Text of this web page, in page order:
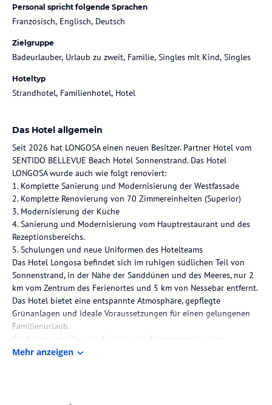
Personal spricht folgende Sprachen
Französisch, Englisch, Deutsch
Zielgruppe
Badeurlauber, Urlaub zu zweit, Familie, Singles mit Kind, Singles
Hoteltyp
Strandhotel, Familienhotel, Hotel
Das Hotel allgemein
Seit 2026 hat LONGOSA einen neuen Besitzer. Partner Hotel vom
SENTIDO BELLEVUE Beach Hotel Sonnenstrand. Das Hotel
LONGOSA wurde auch wie folgt renoviert:
1. Komplette Sanierung und Modernisierung der Westfassade
2. Komplette Renovierung von 70 Zimmereinheiten (Superior)
3. Modernisierung der Küche
4. Sanierung und Modernisierung vom Hauptrestaurant und des
Rezeptionsbereichs.
5. Schulungen und neue Uniformen des Hotelteams
Das Hotel Longosa befindet sich im ruhigen südlichen Teil von
Sonnenstrand, in der Nähe der Sanddünen und des Meeres, nur 2
km vom Zentrum des Ferienortes und 5 km von Nessebar entfernt.
Das Hotel bietet eine entspannte Atmosphäre, gepflegte
Grünanlagen und ideale Voraussetzungen für einen gelungenen
Familienurlaub.
Die Gäste genießen ein All-Inclusive-Programm mit einer
abwechslungsreichen Auswahl an Gerichten der nationalen und
eine Poolbar.
Mehr anzeigen